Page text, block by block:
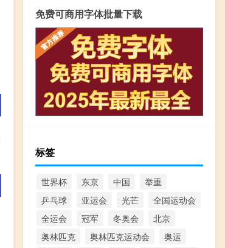
免费可商用字体批量下载
标签
世界杯 东京 中国
举重
乒乓球
亚运会 光芒
全国运动会
全运会
冠军 冬奥会
北京
奥林匹克
奥林匹克运动会
奥运